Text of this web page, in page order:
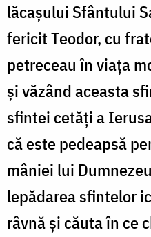
lăcașului Sfântului
fericit Teodor, cu
petreceau în viața
și văzând aceasta
sfintei cetăți a
că este pedeapsă
mâniei lui
lepădarea sfintelor
râvnă și căuta în ce